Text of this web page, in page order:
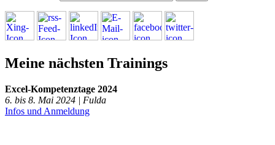
Meine nächsten Trainings
Excel-Kompetenztage 2024
6. bis 8. Mai 2024 | Fulda
Infos und Anmeldung